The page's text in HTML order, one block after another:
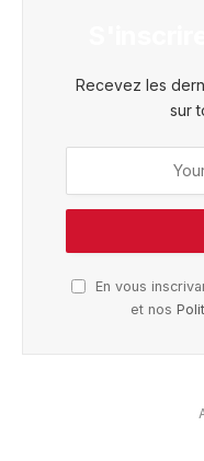
Recevez les
sur
En vous
et nos